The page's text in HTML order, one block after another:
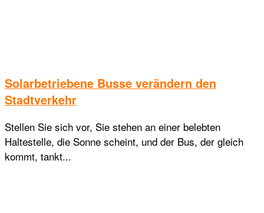
Solarbetriebene Busse verändern den
Stadtverkehr
Stellen Sie sich vor, Sie stehen an einer belebten
Haltestelle, die Sonne scheint, und der Bus, der gleich
kommt, tankt...